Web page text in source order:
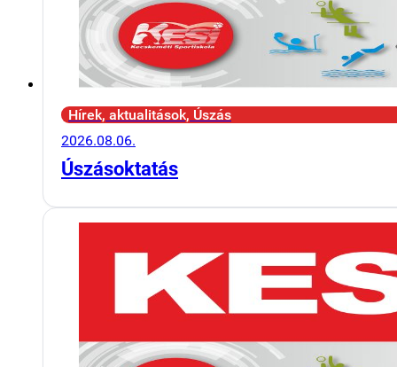
Hírek, aktualitások, Úszás
2026.08.06.
Úszásoktatás